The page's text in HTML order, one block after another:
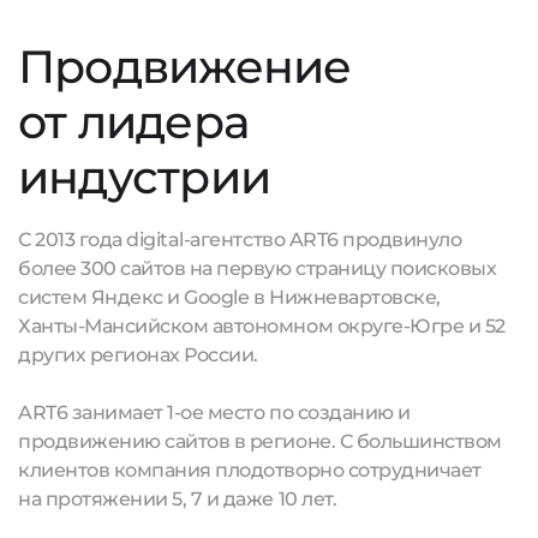
Продвижение
от лидера
индустрии
С 2013 года digital-агентство ART6 продвинуло
более 300 сайтов на первую страницу поисковых
систем Яндекс и Google в Нижневартовске,
Ханты-Мансийском автономном округе-Югре и 52
других регионах России.
ART6 занимает 1-ое место по созданию и
продвижению сайтов в регионе. С большинством
клиентов компания плодотворно сотрудничает
на протяжении 5, 7 и даже 10 лет.